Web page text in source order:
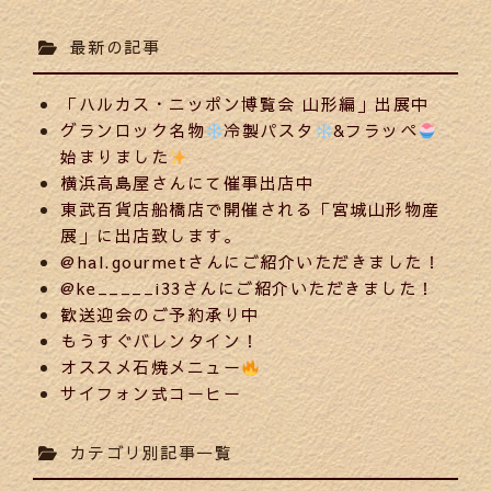
最新の記事
「ハルカス・ニッポン博覧会 山形編」出展中
グランロック名物
冷製パスタ
&フラッペ
始まりました
横浜高島屋さんにて催事出店中
東武百貨店船橋店で開催される「宮城山形物産
展」に出店致します。
@hal.gourmetさんにご紹介いただきました！
@ke_____i33さんにご紹介いただきました！
歓送迎会のご予約承り中
もうすぐバレンタイン！
オススメ石焼メニュー
サイフォン式コーヒー
カテゴリ別記事一覧